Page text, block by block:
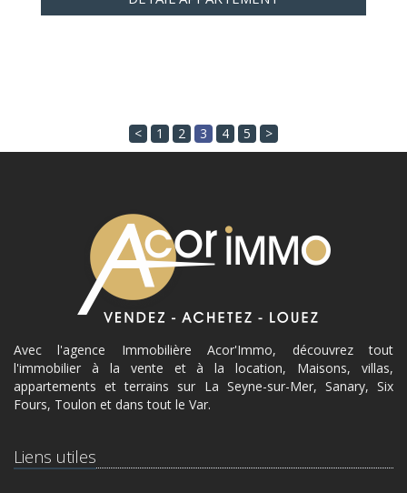
< 1 2 3 4 5 >
Avec l'agence Immobilière Acor'Immo, découvrez tout
l'immobilier à la vente et à la location, Maisons, villas,
appartements et terrains sur La Seyne-sur-Mer, Sanary, Six
Fours, Toulon et dans tout le Var.
Liens utiles